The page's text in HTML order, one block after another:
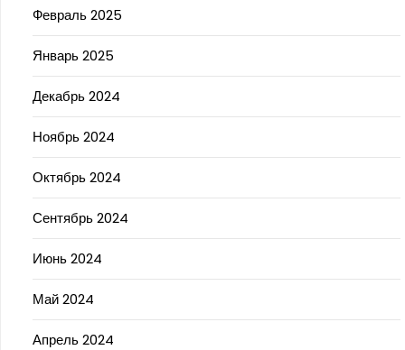
Февраль 2025
Январь 2025
Декабрь 2024
Ноябрь 2024
Октябрь 2024
Сентябрь 2024
Июнь 2024
Май 2024
Апрель 2024